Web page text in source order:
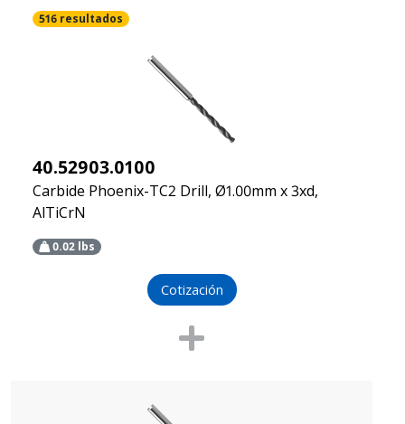
516 resultados
40.52903.0100
Carbide Phoenix-TC2 Drill, Ø1.00mm x 3xd,
AlTiCrN
0.02 lbs
Cotización